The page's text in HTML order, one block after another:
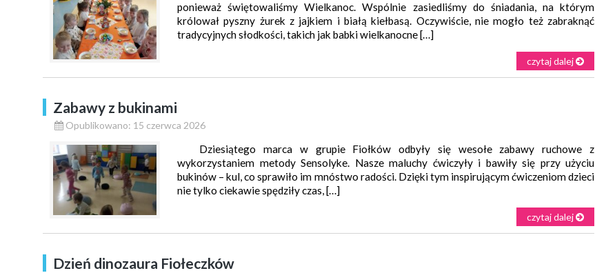
ponieważ świętowaliśmy Wielkanoc. Wspólnie zasiedliśmy do śniadania, na którym
królował pyszny żurek z jajkiem i białą kiełbasą. Oczywiście, nie mogło też zabraknąć
tradycyjnych słodkości, takich jak babki wielkanocne […]
czytaj dalej
Zabawy z bukinami
Opublikowano: 15 czerwca 2026
Dziesiątego marca w grupie Fiołków odbyły się wesołe zabawy ruchowe z
wykorzystaniem metody Sensolyke. Nasze maluchy ćwiczyły i bawiły się przy użyciu
bukinów – kul, co sprawiło im mnóstwo radości. Dzięki tym inspirującym ćwiczeniom dzieci
nie tylko ciekawie spędziły czas, […]
czytaj dalej
Dzień dinozaura Fiołeczków